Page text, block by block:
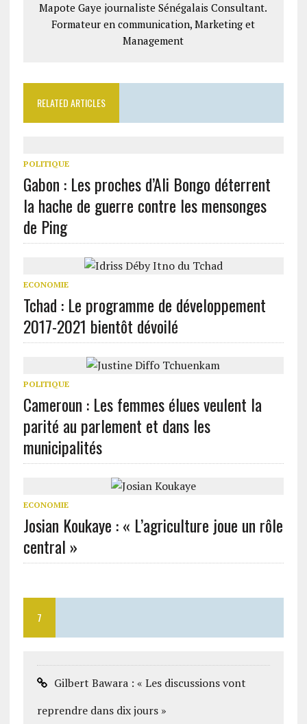
Mapote Gaye journaliste Sénégalais Consultant.
Formateur en communication, Marketing et
Management
RELATED ARTICLES
POLITIQUE
Gabon : Les proches d’Ali Bongo déterrent
la hache de guerre contre les mensonges
de Ping
ECONOMIE
Tchad : Le programme de développement
2017-2021 bientôt dévoilé
POLITIQUE
Cameroun : Les femmes élues veulent la
parité au parlement et dans les
municipalités
ECONOMIE
Josian Koukaye : « L’agriculture joue un rôle
central »
7
Gilbert Bawara : « Les discussions vont
reprendre dans dix jours »